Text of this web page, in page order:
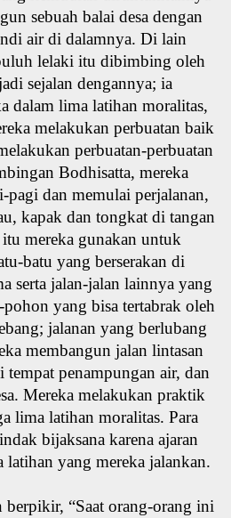
sebuah balai desa dengan
air di dalamnya. Di lain
lelaki itu dibimbing oleh
sejalan dengannya; ia
dalam lima latihan moralitas,
melakukan perbuatan baik
perbuatan-perbuatan
Bodhisatta, mereka
pagi dan memulai perjalanan,
kapak dan tongkat di tangan
mereka gunakan untuk
batu yang berserakan di
serta jalan-jalan lainnya yang
yang bisa tertabrak oleh
jalanan yang berlubang
membangun jalan lintasan
penampungan air, dan
Mereka melakukan praktik
lima latihan moralitas. Para
bijaksana karena ajaran
latihan yang mereka jalankan.
berpikir, “Saat orang-orang ini